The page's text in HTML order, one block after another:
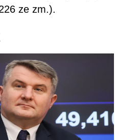
ze zm.).